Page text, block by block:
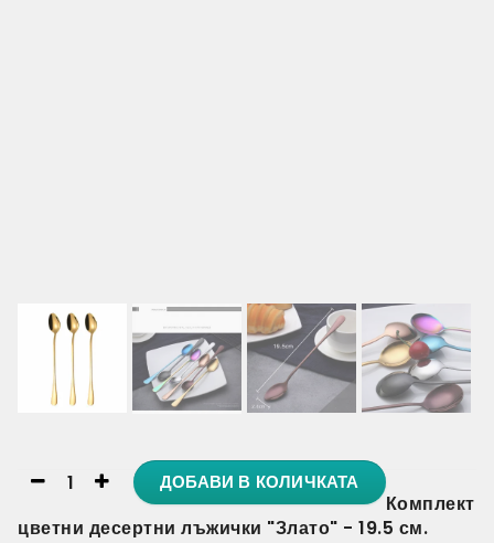
ДОБАВИ В КОЛИЧКАТА
Комплект
цветни десертни лъжички "Злато" - 19.5 см.